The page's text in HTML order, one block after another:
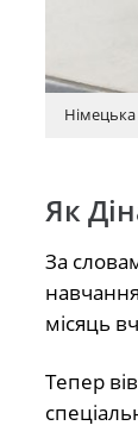
Як
За
місяць
Тепер